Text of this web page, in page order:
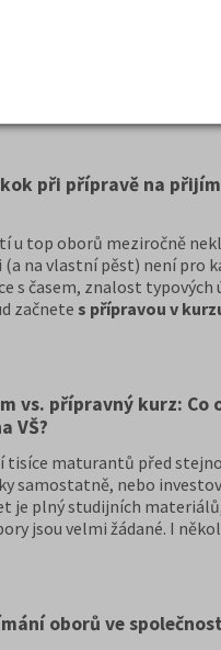
o nepřijetí?
Pozor, odvolání je nutné
o nepřijetí.
při přípravě na
u top oborů meziročně
na vlastní pěst) není pro
s časem, znalost typových
začnete s přípravou v
vs. přípravný kurz: Co
VŠ?
tisíce maturantů před
samostatně, nebo
je plný studijních
jsou velmi žádané. I
příprava. Která
oborů ve